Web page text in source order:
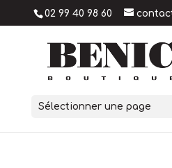
02 99 40 98 60
Sélectionner une page